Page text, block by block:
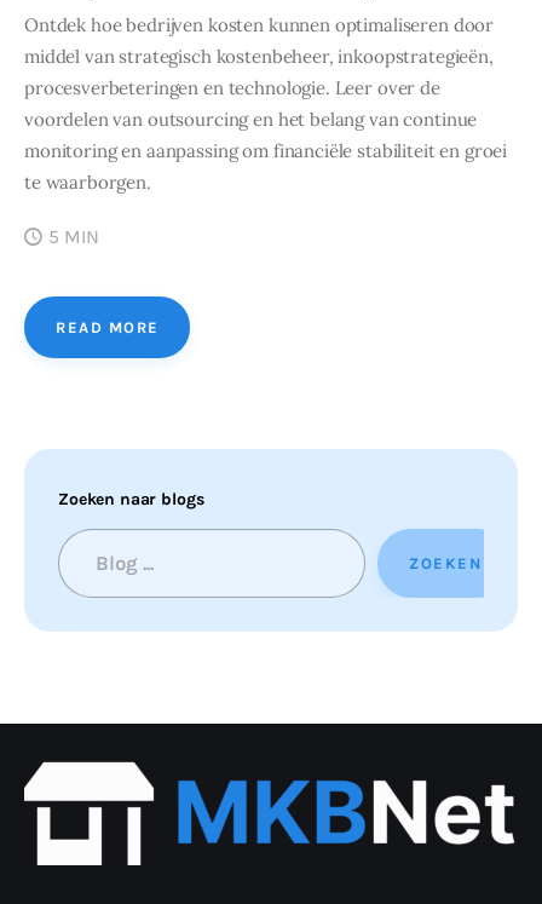
Ontdek hoe bedrijven kosten kunnen optimaliseren door
middel van strategisch kostenbeheer, inkoopstrategieën,
procesverbeteringen en technologie. Leer over de
voordelen van outsourcing en het belang van continue
monitoring en aanpassing om financiële stabiliteit en groei
te waarborgen.
5 MIN
READ MORE
Zoeken naar blogs
ZOEKEN